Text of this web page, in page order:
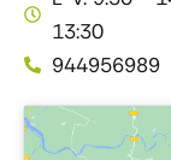
13:30
944956989